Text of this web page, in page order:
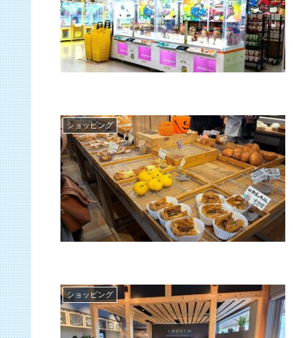
ショッピング
ショッピング